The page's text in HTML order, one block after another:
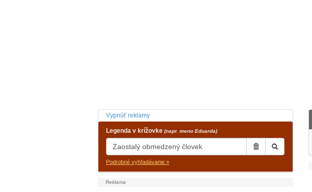
Vypnúť reklamy
Legenda v krížovke (napr. meno Eduarda)
Podrobné vyhľadávanie »